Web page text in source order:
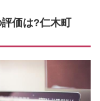
価は?仁木町